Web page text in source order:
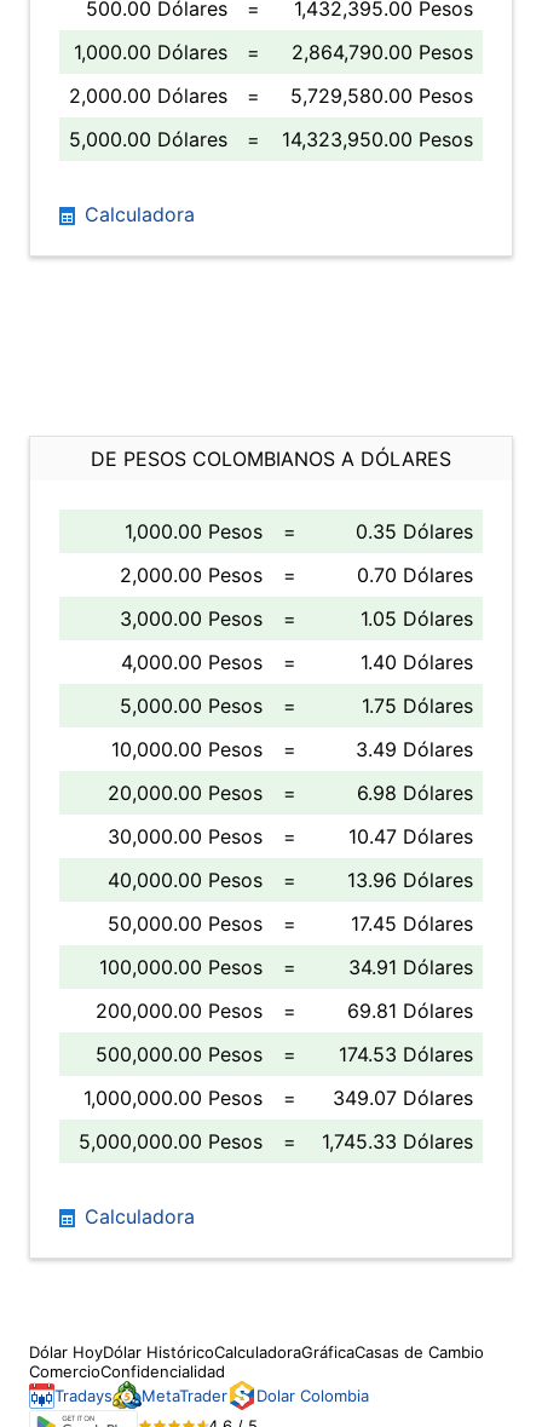
500.00 Dólares
=
1,432,395.00 Pesos
1,000.00 Dólares
=
2,864,790.00 Pesos
2,000.00 Dólares
=
5,729,580.00 Pesos
5,000.00 Dólares
= 14,323,950.00 Pesos
Calculadora
DE PESOS COLOMBIANOS A DÓLARES
1,000.00 Pesos =
0.35 Dólares
2,000.00 Pesos
=
0.70 Dólares
3,000.00 Pesos
=
1.05 Dólares
4,000.00 Pesos
=
1.40 Dólares
5,000.00 Pesos
=
1.75 Dólares
10,000.00 Pesos
=
3.49 Dólares
20,000.00 Pesos
=
6.98 Dólares
30,000.00 Pesos
=
10.47 Dólares
40,000.00 Pesos
=
13.96 Dólares
50,000.00 Pesos
=
17.45 Dólares
100,000.00 Pesos
=
34.91 Dólares
200,000.00 Pesos
=
69.81 Dólares
500,000.00 Pesos
=
174.53 Dólares
1,000,000.00 Pesos
=
349.07 Dólares
5,000,000.00 Pesos
= 1,745.33 Dólares
Calculadora
Dólar HoyDólar HistóricoCalculadoraGráficaCasas de Cambio
ComercioConfidencialidad
Tradays
MetaTrader
Dolar Colombia